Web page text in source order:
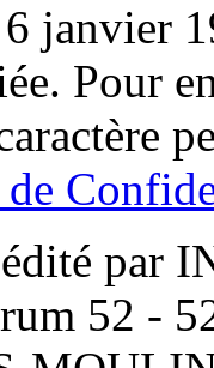
janvier
Pour
par
52 -